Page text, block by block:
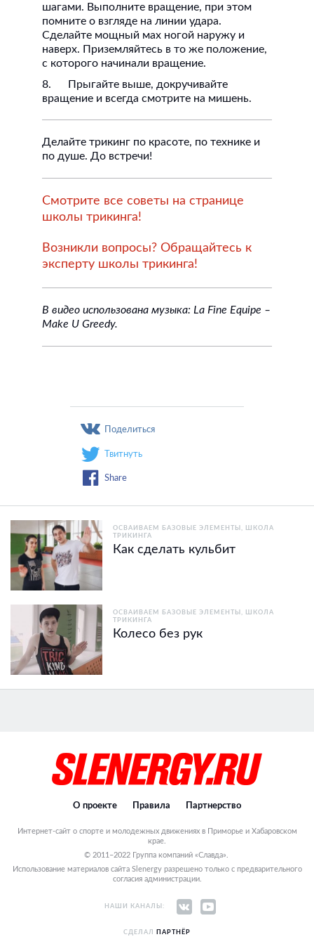
шагами. Выполните вращение, при этом
помните о взгляде на линии удара.
Сделайте мощный мах ногой наружу и
наверх. Приземляйтесь в то же положение,
с которого начинали вращение.
8. Прыгайте выше, докручивайте
вращение и всегда смотрите на мишень.
Делайте трикинг по красоте, по технике и
по душе. До встречи!
Смотрите все советы на странице
школы трикинга!
Возникли вопросы? Обращайтесь к
эксперту школы трикинга!
В видео использована музыка: La Fine Equipe –
Make U Greedy.
Поделиться
Твитнуть
Share
ОСВАИВАЕМ БАЗОВЫЕ ЭЛЕМЕНТЫ
ШКОЛА
ТРИКИНГА
Как сделать кульбит
ОСВАИВАЕМ БАЗОВЫЕ ЭЛЕМЕНТЫ
ШКОЛА
ТРИКИНГА
Колесо без рук
О проекте Правила Партнерство
Интернет-сайт о спорте и молодежных движениях в Приморье и Хабаровском
крае.
© 2011–2022 Группа компаний «Славда».
Использование материалов сайта Slenergy разрешено только с предварительного
согласия администрации.
НАШИ КАНАЛЫ:
СДЕЛАЛ ПАРТНЁР